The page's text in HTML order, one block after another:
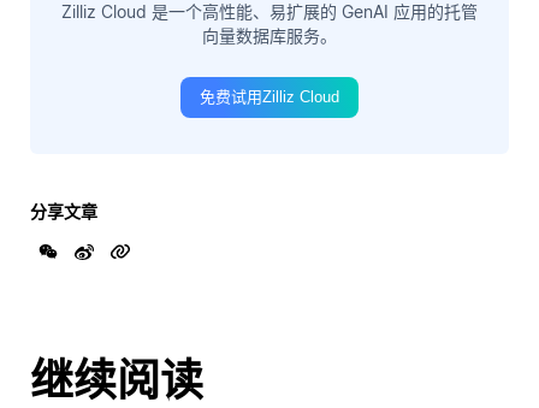
Zilliz Cloud 是一个高性能、易扩展的 GenAI 应用的托管
向量数据库服务。
免费试用Zilliz Cloud
分享文章
继续阅读